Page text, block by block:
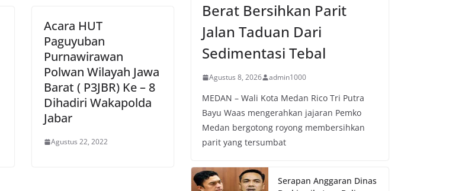
Acara HUT
Paguyuban
Purnawirawan
Polwan Wilayah Jawa
Barat ( P3JBR) Ke – 8
Dihadiri Wakapolda
Jabar
Agustus 22, 2022
Berat Bersihkan Parit
Jalan Taduan Dari
Sedimentasi Tebal
Agustus 8, 2026 admin1000
MEDAN – Wali Kota Medan Rico Tri Putra
Bayu Waas mengerahkan jajaran Pemko
Medan bergotong royong membersihkan
parit yang tersumbat
Serapan Anggaran Dinas